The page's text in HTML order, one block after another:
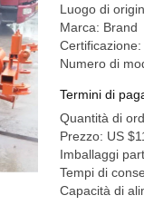
Luogo di
Marca: Brand
Certificazione:
Numero di
Termini di
Quantità di
Prezzo: US
Imballaggi
Tempi di
Capacità di